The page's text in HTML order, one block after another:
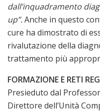
dall’inquadramento
up”.Anche in questo
cure ha dimostrato di
rivalutazione della
trattamento più
FORMAZIONE E RETI
Presieduto dal Professor
Direttore dell’Unità